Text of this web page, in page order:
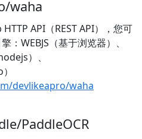
waha
API（REST API），您可
：WEBJS（基于浏览器）、
）、
devlikeapro/waha
PaddleOCR